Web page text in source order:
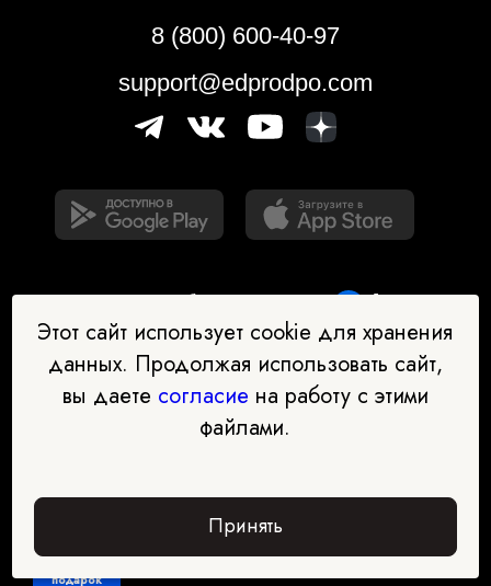
подарок
Наш бот-помощник в выборе
Перейти в чат-бот
8 (800) 600-40-97
support@edprodpo.com
Этот сайт использует cookie для хранения
данных. Продолжая использовать сайт,
вы даете согласие на работу с этими
файлами.
Принять